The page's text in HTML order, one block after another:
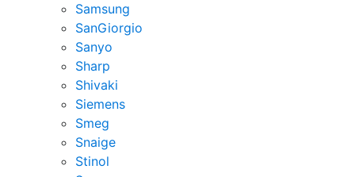
Samsung
SanGiorgio
Sanyo
Sharp
Shivaki
Siemens
Smeg
Snaige
Stinol